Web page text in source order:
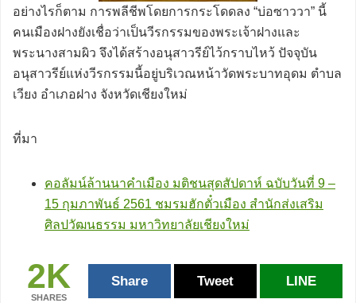
อย่างไรก็ตาม การพลีชีพโดยการกระโดดลง “บ่อซาววา” นี้
คนเมืองฝางยังเชื่อว่าเป็นวีรกรรมของพระเจ้าฝางและ
พระนางสามผิว จึงได้สร้างอนุสาวรีย์ไว้กราบไหว้ ปัจจุบัน
อนุสาวรีย์แห่งวีรกรรมนี้อยู่บริเวณหน้าวัดพระบาทอุดม ตำบล
เวียง อำเภอฝาง จังหวัดเชียงใหม่
ที่มา
คอลัมน์ล้านนาคำเมือง มติชนสุดสัปดาห์ ฉบับวันที่ 9 –
15 กุมภาพันธ์ 2561 ชมรมฮักตั๋วเมือง สำนักส่งเสริม
ศิลปวัฒนธรรม มหาวิทยาลัยเชียงใหม่
2K
SHARES
Share Tweet LINE